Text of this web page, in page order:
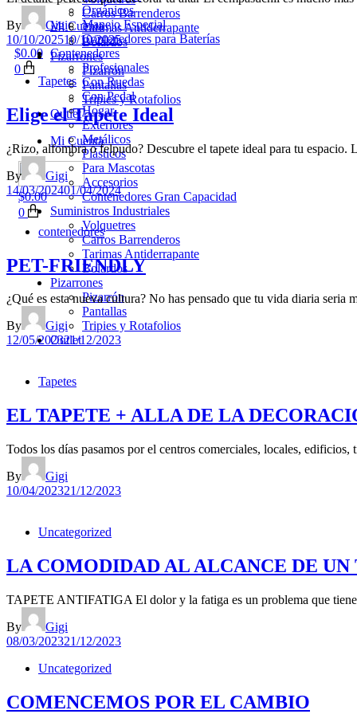
Mi Cuenta
$0.00
0
Carros Barrenderos
Tarimas Antiderrapante
Bolardos
Pizarrones
Pizarrón
Pantallas
Tripies y Rotafolios
Outlet
Mi Cuenta
$0.00
0
Orgánicos
Manejo Especial
Contenedores para Baterías
Contenedores
Profesionales
Con Ruedas
Con Pedal
Hogar
Exteriores
Metálicos
Plásticos
Para Mascotas
Accesorios
Contenedores Gran Capacidad
Suministros Industriales
Volquetres
Carros Barrenderos
Tarimas Antiderrapante
Bolardos
Pizarrones
Pizarrón
Pantallas
Tripies y Rotafolios
Outlet
By
Gigi
10/10/202510/10/2025
Tapetes
Elige el Tapete Ideal
¿Rizo, alfombra o felpudo? Descubre el tapete ideal para tu espacio.
By
Gigi
14/03/202401/04/2024
contenedores
PET-FRIENDLY
¿Qué es esta nueva cultura? No has pensado que tu vida diaria seria
By
Gigi
12/05/202321/12/2023
Tapetes
EL TAPETE + ALLA DE LA
Todos los días pasamos por el centros comerciales, locales, edificios,
By
Gigi
10/04/202321/12/2023
Uncategorized
LA COMODIDAD AL ALCANCE DE UN
TAPETE ANTIFATIGA El dolor y la fatiga es un problema que
By
Gigi
08/03/202321/12/2023
Uncategorized
COMENCEMOS POR EL CAMBIO